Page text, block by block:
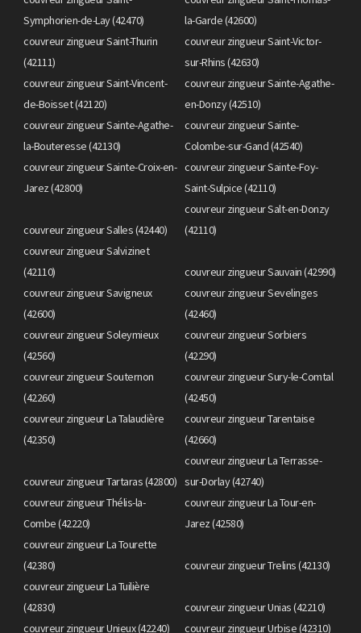
Symphorien-de-Lay (42470)
la-Garde (42600)
couvreur zingueur Saint-Thurin
(42111)
couvreur zingueur Saint-Victor-
sur-Rhins (42630)
couvreur zingueur Saint-Vincent-
de-Boisset (42120)
couvreur zingueur Sainte-Agathe-
en-Donzy (42510)
couvreur zingueur Sainte-Agathe-
la-Bouteresse (42130)
couvreur zingueur Sainte-
Colombe-sur-Gand (42540)
couvreur zingueur Sainte-Croix-en-
Jarez (42800)
couvreur zingueur Sainte-Foy-
Saint-Sulpice (42110)
couvreur zingueur Salles (42440)
couvreur zingueur Salt-en-Donzy
(42110)
couvreur zingueur Salvizinet
(42110)
couvreur zingueur Sauvain (42990)
couvreur zingueur Savigneux
(42600)
couvreur zingueur Sevelinges
(42460)
couvreur zingueur Soleymieux
(42560)
couvreur zingueur Sorbiers
(42290)
couvreur zingueur Souternon
(42260)
couvreur zingueur Sury-le-Comtal
(42450)
couvreur zingueur La Talaudière
(42350)
couvreur zingueur Tarentaise
(42660)
couvreur zingueur Tartaras (42800)
couvreur zingueur La Terrasse-
sur-Dorlay (42740)
couvreur zingueur Thélis-la-
Combe (42220)
couvreur zingueur La Tour-en-
Jarez (42580)
couvreur zingueur La Tourette
(42380)
couvreur zingueur Trelins (42130)
couvreur zingueur La Tuilière
(42830)
couvreur zingueur Unias (42210)
couvreur zingueur Unieux (42240)
couvreur zingueur Urbise (42310)